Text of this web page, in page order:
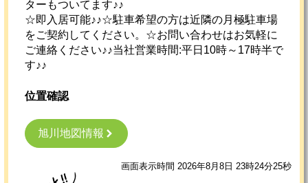
ターもついてます♪♪
☆即入居可能♪♪☆駐車希望の方は近隣の月極駐車場
をご契約してください。☆お問い合わせはお気軽に
ご連絡ください♪♪当社営業時間:平日10時～17時半で
す♪♪
位置確認
旭川地図情報
画面表示時間 2026年8月8日 23時24分25秒